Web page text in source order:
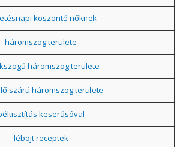
köszöntő nőknek
háromszög területe
háromszög területe
szárú háromszög területe
keserűsóval
léböjt receptek